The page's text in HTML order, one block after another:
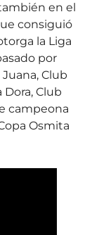
en el
consiguió
la Liga
por
Club
Club
campeona
Osmita